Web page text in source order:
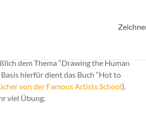
dem Thema “Drawing the Human
hierfür dient das Buch “Hot to
von der Famous Artists School).
viel Übung.